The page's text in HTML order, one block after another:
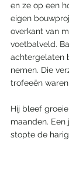
en ze op een
eigen
overkant van
voetbalveld.
achtergelaten
nemen. Die
trofeeën waren.
Hij bleef
maanden. Een
stopte de